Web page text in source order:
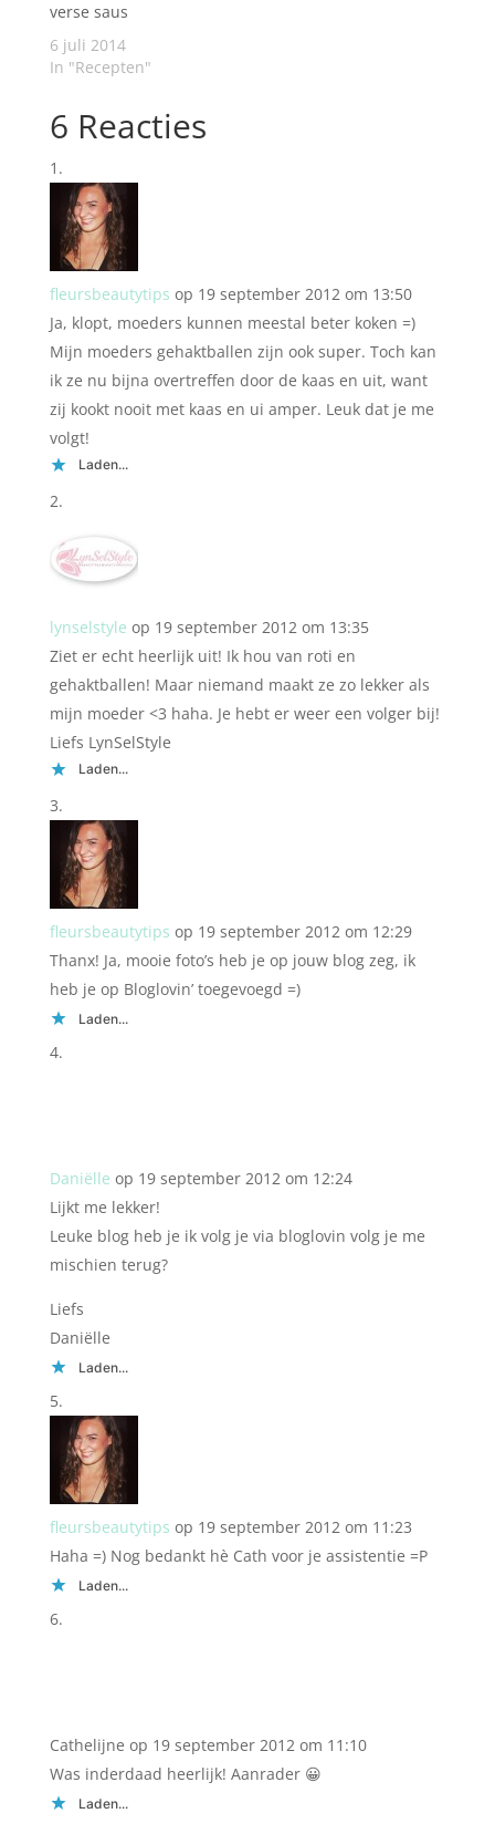
verse saus
6 juli 2014
In "Recepten"
6 Reacties
fleursbeautytips op 19 september 2012 om 13:50
Ja, klopt, moeders kunnen meestal beter koken =)
Mijn moeders gehaktballen zijn ook super. Toch kan
ik ze nu bijna overtreffen door de kaas en uit, want
zij kookt nooit met kaas en ui amper. Leuk dat je me
volgt!
Laden...
lynselstyle op 19 september 2012 om 13:35
Ziet er echt heerlijk uit! Ik hou van roti en
gehaktballen! Maar niemand maakt ze zo lekker als
mijn moeder <3 haha. Je hebt er weer een volger bij!
Liefs LynSelStyle
Laden...
fleursbeautytips op 19 september 2012 om 12:29
Thanx! Ja, mooie foto’s heb je op jouw blog zeg, ik
heb je op Bloglovin’ toegevoegd =)
Laden...
Daniëlle op 19 september 2012 om 12:24
Lijkt me lekker!
Leuke blog heb je ik volg je via bloglovin volg je me
mischien terug?
Liefs
Daniëlle
Laden...
fleursbeautytips op 19 september 2012 om 11:23
Haha =) Nog bedankt hè Cath voor je assistentie =P
Laden...
Cathelijne op 19 september 2012 om 11:10
Was inderdaad heerlijk! Aanrader 😀
Laden...